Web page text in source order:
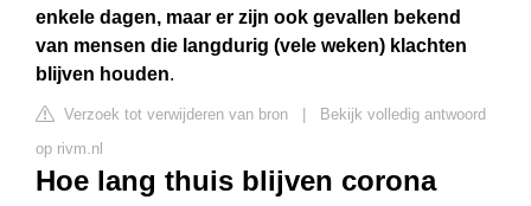
enkele dagen, maar er zijn ook gevallen bekend
van mensen die langdurig (vele weken) klachten
blijven houden.
Verzoek tot verwijderen van bron
Bekijk volledig antwoord
op rivm.nl
Hoe lang thuis blijven corona